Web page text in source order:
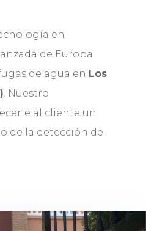
en
de Europa
de agua en Los
. Nuestro
al cliente un
de la detección de